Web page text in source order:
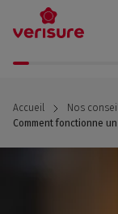
contenu
Accueil Nos
Comment fonctionne